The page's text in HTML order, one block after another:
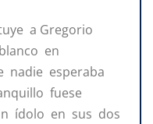
a Gregorio
en
nadie esperaba
fuese
ídolo en sus dos